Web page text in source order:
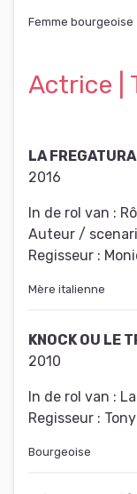
Femme bourgeoise
Actrice |
LA FREGATURA
2016
In de rol van :
Auteur /
Regisseur :
Mère italienne
KNOCK OU LE
2010
In de rol van :
Regisseur :
Bourgeoise